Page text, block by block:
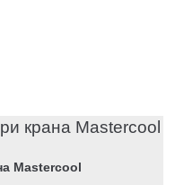
крана Mastercool
Mastercool